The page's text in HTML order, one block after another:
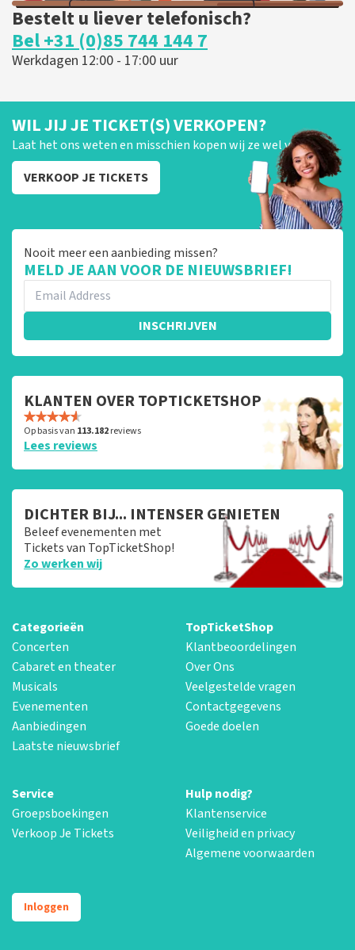
Bestelt u liever telefonisch?
Bel +31 (0)85 744 144 7
Werkdagen 12:00 - 17:00 uur
WIL JIJ JE TICKET(S) VERKOPEN?
Laat het ons weten en misschien kopen wij ze wel van je!
VERKOOP JE TICKETS
Nooit meer een aanbieding missen?
MELD JE AAN VOOR DE NIEUWSBRIEF!
INSCHRIJVEN
KLANTEN OVER TOPTICKETSHOP
Op basis van 113.182reviews
Lees reviews
DICHTER BIJ... INTENSER GENIETEN
Beleef evenementen met
Tickets van TopTicketShop!
Zo werken wij
Categorieën
Concerten
Cabaret en theater
Musicals
Evenementen
Aanbiedingen
Laatste nieuwsbrief
TopTicketShop
Klantbeoordelingen
Over Ons
Veelgestelde vragen
Contactgegevens
Goede doelen
Service
Groepsboekingen
Verkoop Je Tickets
Hulp nodig?
Klantenservice
Veiligheid en privacy
Algemene voorwaarden
Inloggen